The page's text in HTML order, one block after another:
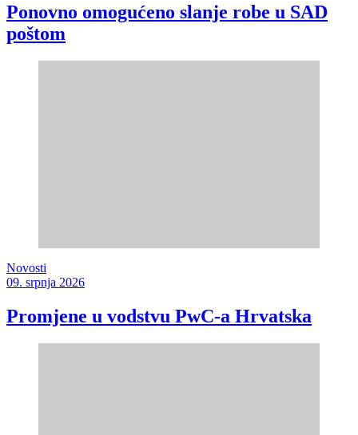
Ponovno omogućeno slanje robe u SAD
poštom
Novosti
09. srpnja 2026
Promjene u vodstvu PwC-a Hrvatska